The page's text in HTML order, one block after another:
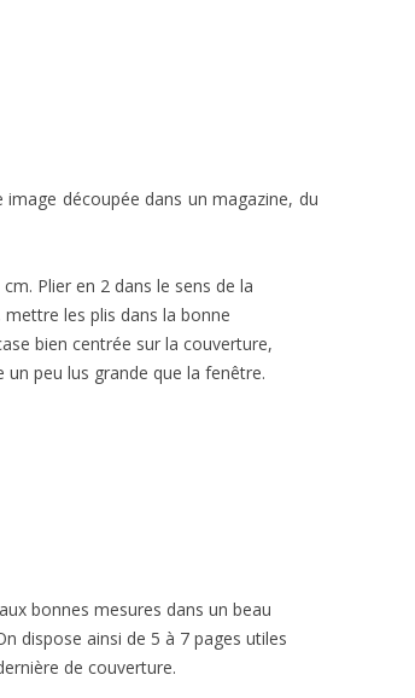
découpée dans un magazine, du
Plier en 2 dans le sens de la
les plis dans la bonne
bien centrée sur la couverture,
peu lus grande que la fenêtre.
bonnes mesures dans un beau
dispose ainsi de 5 à 7 pages utiles
de couverture.